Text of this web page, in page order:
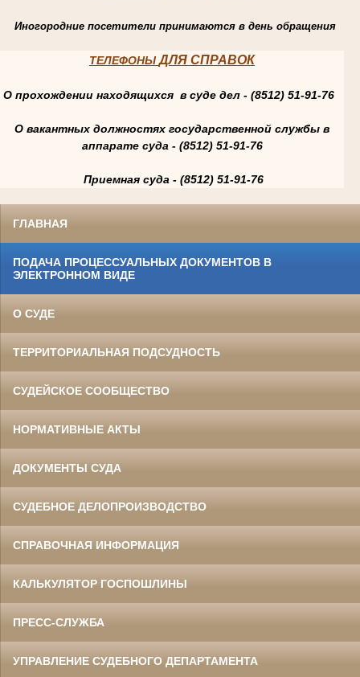
Иногородние посетители принимаются в день обращения
ТЕЛЕФОНЫДЛЯ СПРАВОК
О прохождении находящихся в суде дел - (8512) 51-91-76
О вакантных должностях государственной службы в
аппарате суда - (8512) 51-91-76
Приемная суда - (8512) 51-91-76
ГЛАВНАЯ
ПОДАЧА ПРОЦЕССУАЛЬНЫХ ДОКУМЕНТОВ В
ЭЛЕКТРОННОМ ВИДЕ
О СУДЕ
ТЕРРИТОРИАЛЬНАЯ ПОДСУДНОСТЬ
СУДЕЙСКОЕ СООБЩЕСТВО
НОРМАТИВНЫЕ АКТЫ
ДОКУМЕНТЫ СУДА
СУДЕБНОЕ ДЕЛОПРОИЗВОДСТВО
СПРАВОЧНАЯ ИНФОРМАЦИЯ
КАЛЬКУЛЯТОР ГОСПОШЛИНЫ
ПРЕСС-СЛУЖБА
УПРАВЛЕНИЕ СУДЕБНОГО ДЕПАРТАМЕНТА